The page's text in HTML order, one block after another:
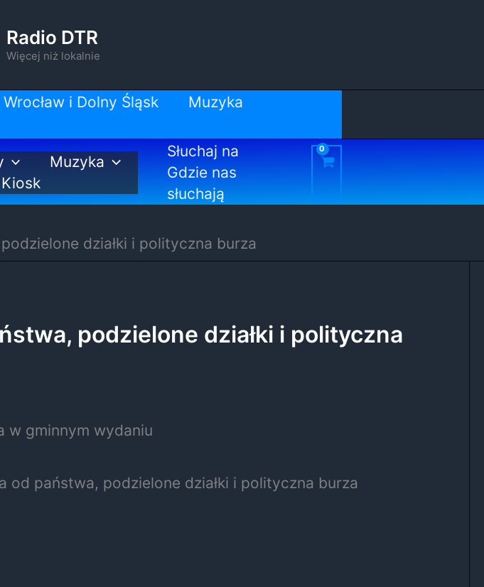
Radio DTR
Więcej niż lokalnie
Wrocław i Dolny Śląsk
Muzyka
Muzyka
Kiosk
Słuchaj na
Gdzie nas
słuchają
działki i polityczna burza
podzielone działki i polityczna
od państwa, podzielone działki i polityczna burza